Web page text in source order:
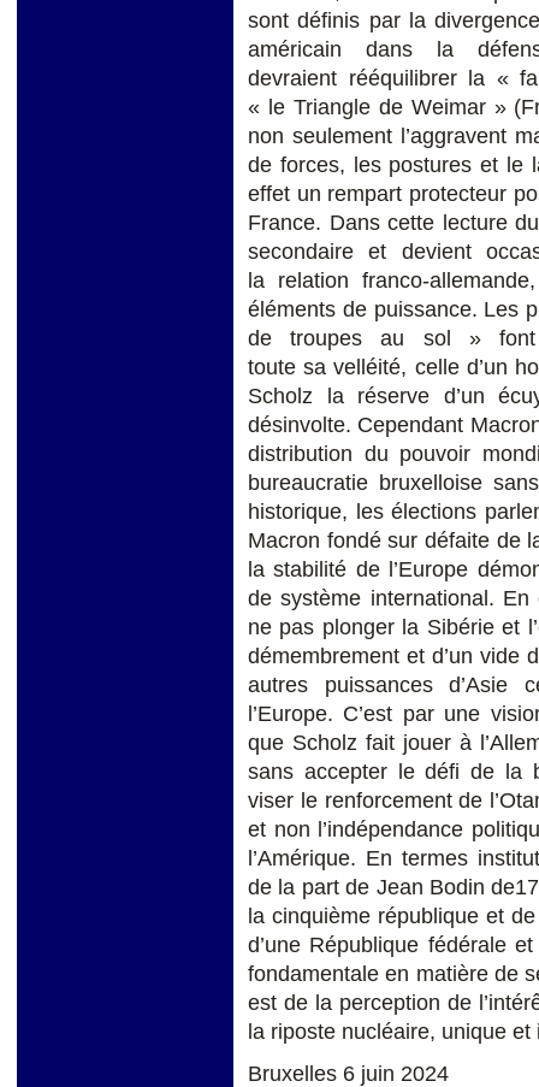
sont définis par la
américain dans la
devraient rééquilibrer la «
« le Triangle de Weimar »
non seulement l’aggravent
de forces, les postures et le
effet un rempart protecteur
France. Dans cette lecture
secondaire et devient
la relation franco-
éléments de puissance. Les
de troupes au sol » font
toute sa velléité, celle d’un
Scholz la réserve d’un
désinvolte. Cependant
distribution du pouvoir
bureaucratie bruxelloise
historique, les élections
Macron fondé sur défaite de
la stabilité de l’Europe
de système international.
ne pas plonger la Sibérie et
démembrement et d’un vide
autres puissances d’Asie
l’Europe. C’est par une
que Scholz fait jouer à
sans accepter le défi de la
viser le renforcement de
et non l’indépendance
l’Amérique. En termes
de la part de Jean Bodin
la cinquième république et
d’une République fédérale
fondamentale en matière de
est de la perception de
la riposte nucléaire, unique et
Bruxelles 6 juin 2024